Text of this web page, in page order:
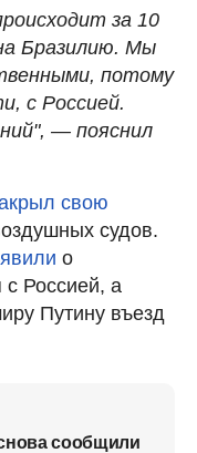
за 10
Бразилию. Мы
потому
с Россией.
— пояснил
свою
судов.
о
Россией, а
Путину въезд
сообщили